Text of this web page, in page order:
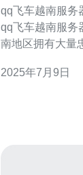
qq飞车越南服务
qq飞车越南服务
南地区拥有大量
务器在游戏内容
2025年7月9日